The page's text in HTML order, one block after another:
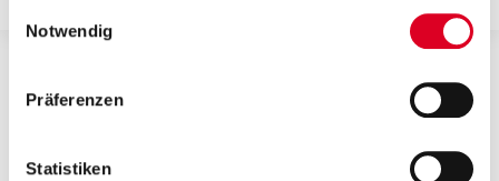
Notwendig
Präferenzen
Statistiken